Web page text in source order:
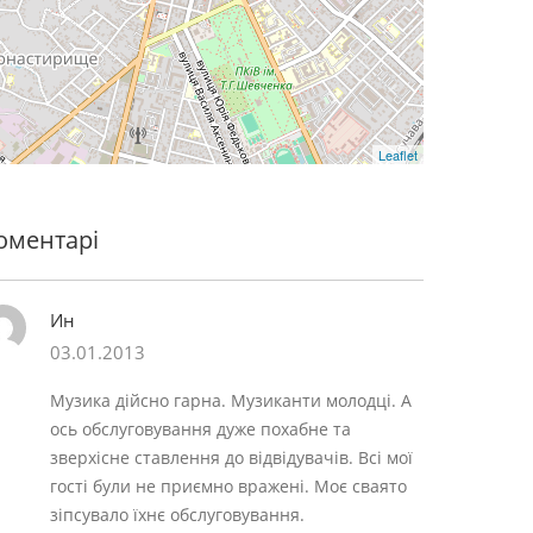
Leaflet
Ин
03.01.2013
Музика дійсно гарна. Музиканти молодці. А
ось обслуговування дуже похабне та
зверхісне ставлення до відвідувачів. Всі мої
гості були не приємно вражені. Моє сваято
зіпсувало їхнє обслуговування.